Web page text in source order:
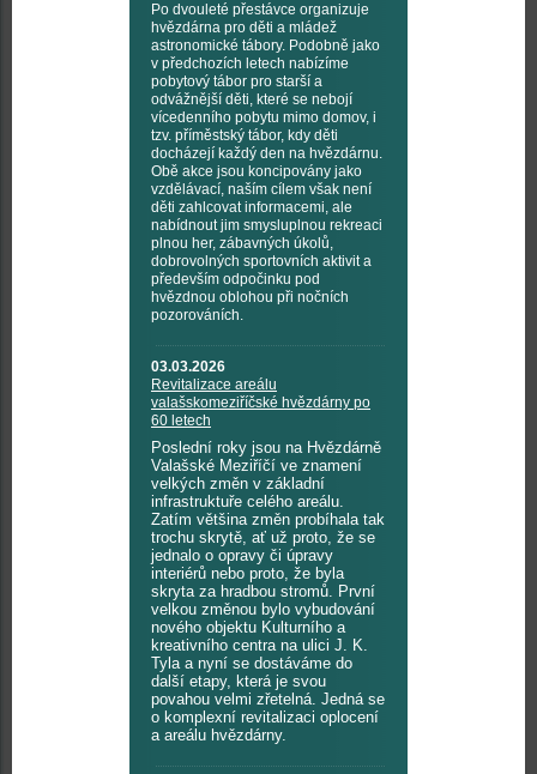
Po dvouleté přestávce organizuje
hvězdárna pro děti a mládež
astronomické tábory. Podobně jako
v předchozích letech nabízíme
pobytový tábor pro starší a
odvážnější děti, které se nebojí
vícedenního pobytu mimo domov, i
tzv. příměstský tábor, kdy děti
docházejí každý den na hvězdárnu.
Obě akce jsou koncipovány jako
vzdělávací, naším cílem však není
děti zahlcovat informacemi, ale
nabídnout jim smysluplnou rekreaci
plnou her, zábavných úkolů,
dobrovolných sportovních aktivit a
především odpočinku pod
hvězdnou oblohou při nočních
pozorováních.
03.03.2026
Revitalizace areálu
valašskomeziříčské hvězdárny po
60 letech
Poslední roky jsou na Hvězdárně
Valašské Meziříčí ve znamení
velkých změn v základní
infrastruktuře celého areálu.
Zatím většina změn probíhala tak
trochu skrytě, ať už proto, že se
jednalo o opravy či úpravy
interiérů nebo proto, že byla
skryta za hradbou stromů. První
velkou změnou bylo vybudování
nového objektu Kulturního a
kreativního centra na ulici J. K.
Tyla a nyní se dostáváme do
další etapy, která je svou
povahou velmi zřetelná. Jedná se
o komplexní revitalizaci oplocení
a areálu hvězdárny.